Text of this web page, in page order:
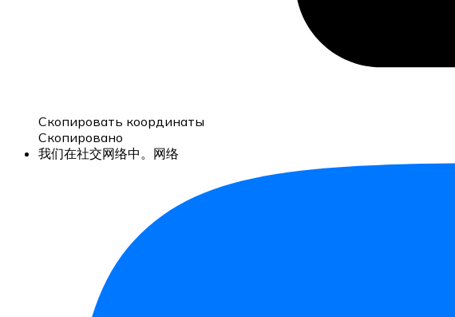
Скопировать координаты
Скопировано
我们在社交网络中。网络